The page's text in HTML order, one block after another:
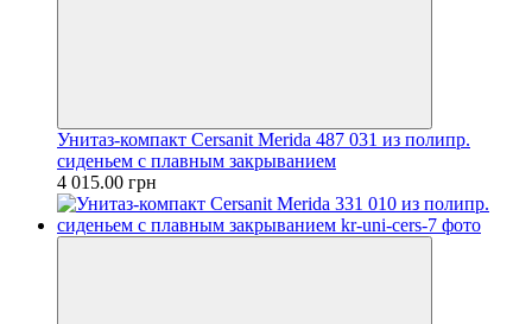
Унитаз-компакт Cersanit Merida 487 031 из полипр.
сиденьем с плавным закрыванием
4 015.00 грн